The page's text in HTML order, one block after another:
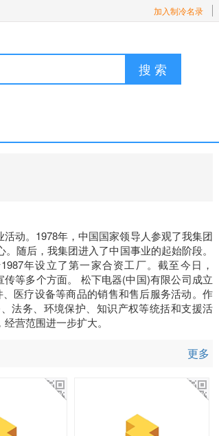
加入制冷名录
搜 索
动。1978年，中国国家领导人参观了我集团
随后，我集团进入了中国事业的起始阶段。
年设立了第一家合资工厂。截至今日，
等多个方面。 松下电器(中国)有限公司成立
医疗设备等商品的销售和售后服务活动。作
法务、环境保护、知识产权等统括和支援活
营范围进一步扩大。
更多